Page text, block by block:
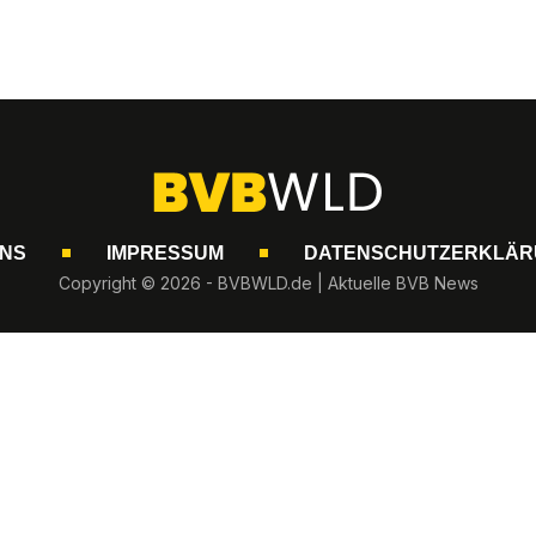
IMPRESSUM
Copyright © 2026 - BVBWLD.de | Aktuelle BVB News